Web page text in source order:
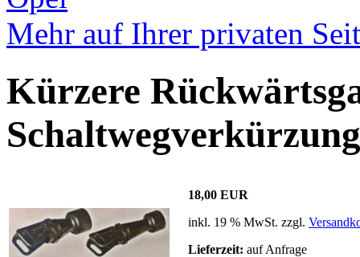
Mehr auf Ihrer privaten
Kürzere
18,00 EUR
inkl. 19 % MwSt. zzgl.
Lieferzeit: auf Anfrage